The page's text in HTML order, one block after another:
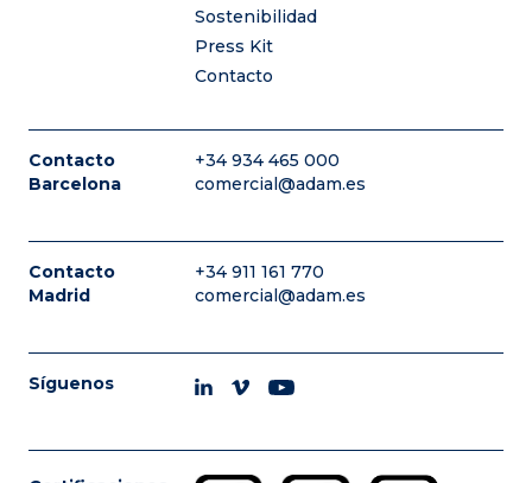
Sostenibilidad
Press Kit
Contacto
Contacto
Barcelona
+34 934 465 000
comercial@adam.es
Contacto
Madrid
+34 911 161 770
comercial@adam.es
Síguenos